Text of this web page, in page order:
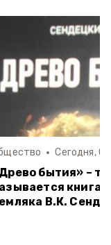
Сегодня,
бытия» –
книга
В.К.